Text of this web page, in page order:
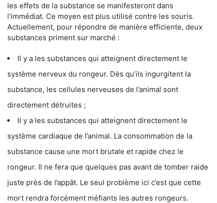
les effets de la substance se manifesteront dans
l'immédiat. Ce moyen est plus utilisé contre les souris.
Actuellement, pour répondre de manière efficiente, deux
substances priment sur marché :
Il y a les substances qui atteignent directement le
système nerveux du rongeur. Dès qu’ils ingurgitent la
substance, les cellules nerveuses de l’animal sont
directement détruites ;
Il y a les substances qui atteignent directement le
système cardiaque de l’animal. La consommation de la
substance cause une mort brutale et rapide chez le
rongeur. Il ne fera que quelques pas avant de tomber raide
juste près de l’appât. Le seul problème ici c’est que cette
mort rendra forcément méfiants les autres rongeurs.